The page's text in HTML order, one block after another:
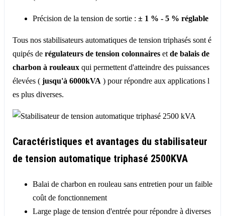
Précision de la tension de sortie : ± 1 % - 5 % réglable
Tous nos stabilisateurs automatiques de tension triphasés sont é
quipés de régulateurs de tension colonnaires et de balais de
charbon à rouleaux qui permettent d'atteindre des puissances
élevées ( jusqu'à 6000kVA ) pour répondre aux applications l
es plus diverses.
Caractéristiques et avantages du stabilisateur
de tension automatique triphasé 2500KVA
Balai de charbon en rouleau sans entretien pour un faible
coût de fonctionnement
Large plage de tension d'entrée pour répondre à diverses